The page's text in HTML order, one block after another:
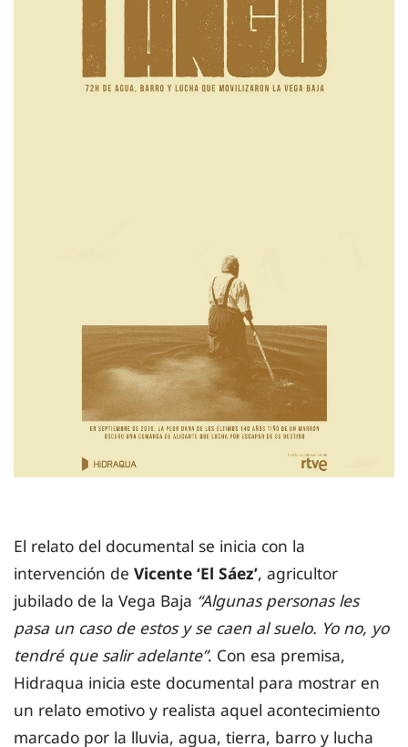
El relato del documental se inicia con la
intervención de Vicente ‘El Sáez’, agricultor
jubilado de la Vega Baja “Algunas personas les
pasa un caso de estos y se caen al suelo. Yo no, yo
tendré que salir adelante”. Con esa premisa,
Hidraqua inicia este documental para mostrar en
un relato emotivo y realista aquel acontecimiento
marcado por la lluvia, agua, tierra, barro y lucha